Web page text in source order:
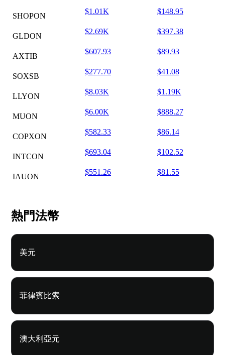
SHOPON
$1.01K $148.95
GLDON
$2.69K $397.38
AXTIB
$607.93 $89.93
SOXSB
$277.70 $41.08
LLYON
$8.03K $1.19K
MUON
$6.00K $888.27
COPXON
$582.33 $86.14
INTCON
$693.04 $102.52
IAUON
$551.26 $81.55
熱門法幣
美元
菲律賓比索
澳大利亞元